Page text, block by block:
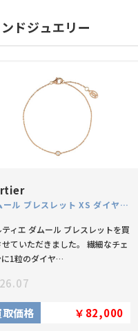
ドジュエリー
ダムール ブレスレット XS ダイヤモンド 750PG
ティエ ダムール ブレスレットを買
ていただきました。 繊細なチェ
に1粒のダイヤ…
取価格 ￥82,000